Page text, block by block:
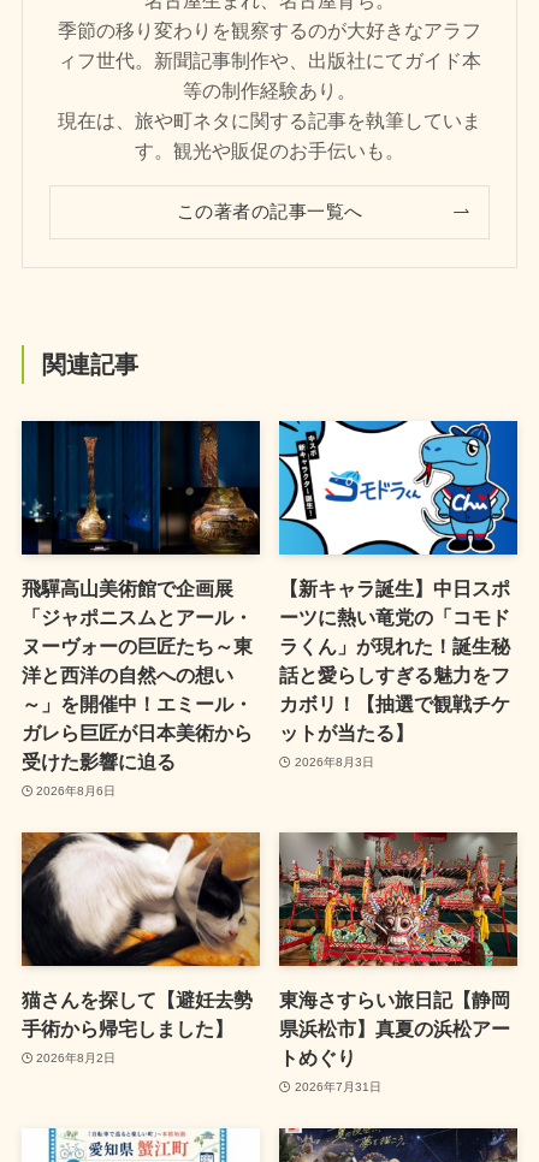
季節の移り変わりを観察するのが大好きなアラフ
ィフ世代。新聞記事制作や、出版社にてガイド本
等の制作経験あり。
現在は、旅や町ネタに関する記事を執筆していま
す。観光や販促のお手伝いも。
この著者の記事一覧へ
関連記事
飛驒高山美術館で企画展
「ジャポニスムとアール・
ヌーヴォーの巨匠たち～東
洋と西洋の自然への想い
～」を開催中！エミール・
ガレら巨匠が日本美術から
受けた影響に迫る
2026年8月6日
【新キャラ誕生】中日スポ
ーツに熱い竜党の「コモド
ラくん」が現れた！誕生秘
話と愛らしすぎる魅力をフ
カボリ！【抽選で観戦チケ
ットが当たる】
2026年8月3日
猫さんを探して【避妊去勢
手術から帰宅しました】
2026年8月2日
東海さすらい旅日記【静岡
県浜松市】真夏の浜松アー
トめぐり
2026年7月31日